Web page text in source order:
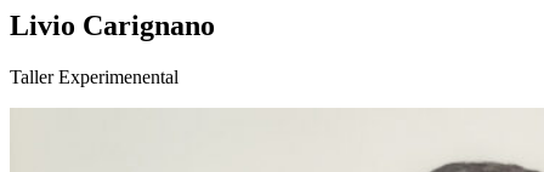
Livio Carignano
Taller Experimenental